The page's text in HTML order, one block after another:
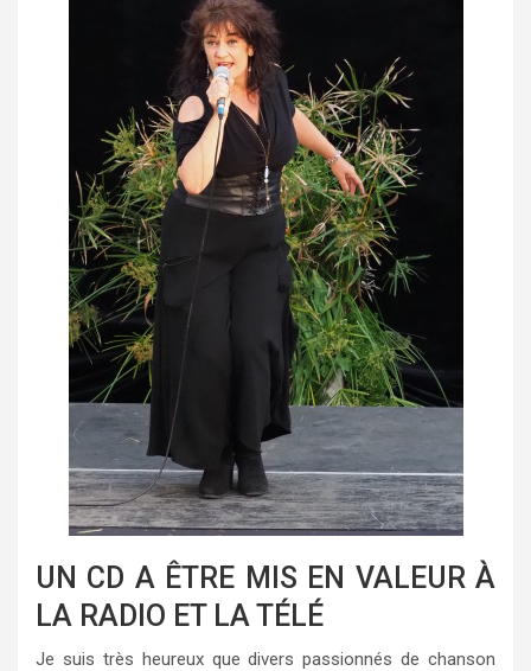
UN CD A ÊTRE MIS EN VALEUR À
LA RADIO ET LA TÉLÉ
Je suis très heureux que divers passionnés de chanson